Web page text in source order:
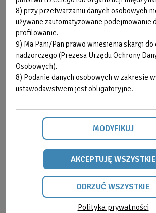
kuracji, jaką znamy. Odpręża i wpływa
psychikę. Regeneruje ciało, a także
kontuzje czy problemy zdrowotne. Jeśli
najwięcej korzyści, sprawdź, jaki rodzaj
ciebie najlepszy i wykorzystaj leczniczą
przyjemnego zabiegu.
SPRAWDŹ
Strefa Klienta
8) przy przetwarzaniu danych osobowych
używane zautomatyzowane podejmowanie
profilowanie.
9) Ma Pani/Pan prawo wniesienia skargi do
nadzorczego (Prezesa Urzędu Ochrony
Osobowych).
8) Podanie danych osobowych w zakresie
ustawodawstwem jest obligatoryjne.
MODYFIKUJ
Polityka prywatności
ODRZUĆ WSZYSTKIE
AKCEPTUJĘ WSZYSTKIE